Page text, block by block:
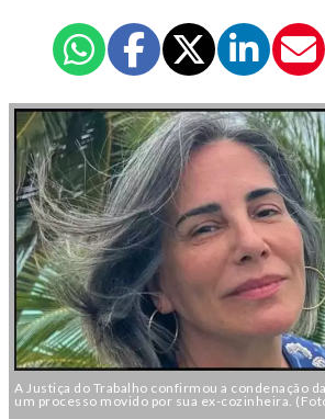
A Justiça do Trabalho confirmou a condenação
um processo movido por sua ex-cozinheira.